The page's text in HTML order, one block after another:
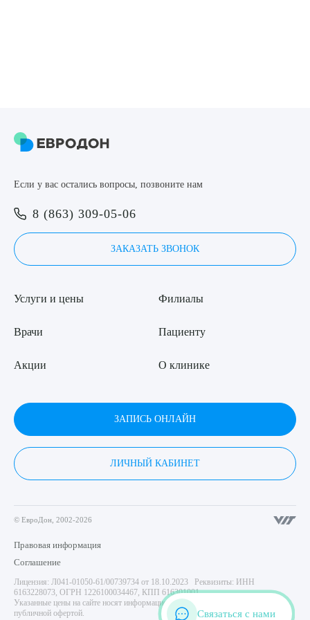
Если у вас остались вопросы, позвоните нам
8 (863) 309-05-06
ЗАКАЗАТЬ ЗВОНОК
Услуги и цены
Врачи
Акции
Филиалы
Пациенту
О клинике
ЗАПИСЬ ОНЛАЙН
ЛИЧНЫЙ КАБИНЕТ
© ЕвроДон, 2002-2026
Правовая информация
Соглашение
Лицензия: Л041-01050-61/00739734 от 18.10.2023 Реквизиты: ИНН
6163228073, ОГРН 1226100034467, КПП 616301001
Указанные цены на сайте носят информационный характер и не являются
публичной офертой.
ОТПРАВИТЬ
Я даю согласие на
Связаться с нами
Выберите сопутствующую услугу